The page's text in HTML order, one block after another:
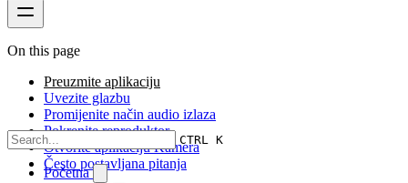
CTRL K
Početna
On this page
Preuzmite aplikaciju
Uvezite glazbu
Promijenite način audio izlaza
Pokrenite reproduktor
Otvorite aplikaciju Kamera
Često postavljana pitanja